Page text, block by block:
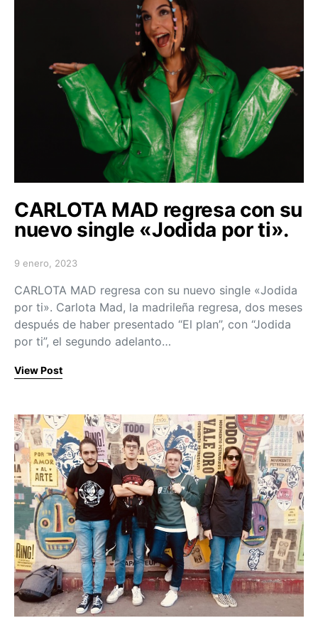
CARLOTA MAD regresa con su
nuevo single «Jodida por ti».
Posted on
9 enero, 2023
CARLOTA MAD regresa con su nuevo single «Jodida
por ti». Carlota Mad, la madrileña regresa, dos meses
después de haber presentado “El plan”, con “Jodida
por ti”, el segundo adelanto…
View Post